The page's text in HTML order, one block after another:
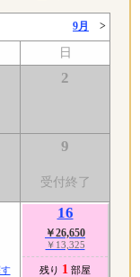
9月 >
日
2
9
受付終了
16
￥26,650
￥13,325
残り 1 部屋